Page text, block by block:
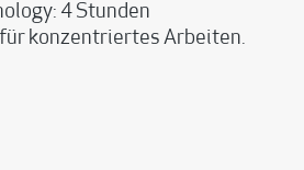
4 Stunden
konzentriertes Arbeiten.